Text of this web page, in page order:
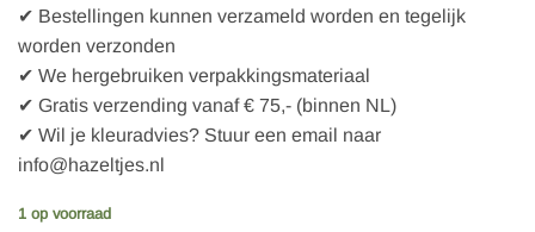
✔ Bestellingen kunnen verzameld worden en tegelijk
worden verzonden
✔ We hergebruiken verpakkingsmateriaal
✔ Gratis verzending vanaf € 75,- (binnen NL)
✔ Wil je kleuradvies? Stuur een email naar
info@hazeltjes.nl
1 op voorraad